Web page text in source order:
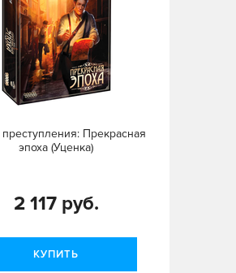
Прекрасная
эпоха (Уценка)
2 117 руб.
КУПИТЬ